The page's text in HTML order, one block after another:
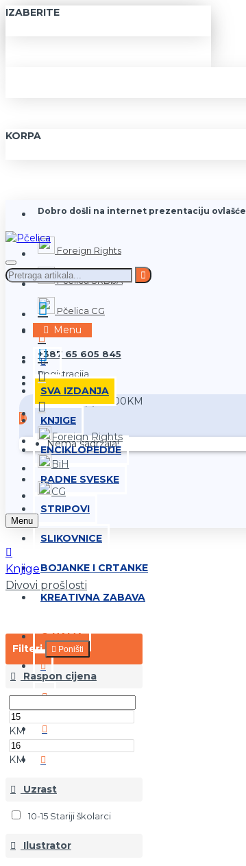
IZABERITE
KORPA
Dobro došli na internet prezentaciju
Foreign Rights
Pčelica SRBIJA
Pčelica CG
+387 65 605 845
Prijava
Registracija
0 proizvod(a) - 0,00KM
Nema sadržaja!
Menu
SVA IZDANJA
KNJIGE
ENCIKLOPEDIJE
RADNE SVESKE
STRIPOVI
SLIKOVNICE
BOJANKE I CRTANKE
KREATIVNA ZABAVA
O NAMA
Foreign Rights
BiH
CG
Menu
Knjige
Divovi prošlosti
Filteri Poništi
Raspon cijena
KM
KM
Uzrast
10-15 Stariji školarci
Ilustrator